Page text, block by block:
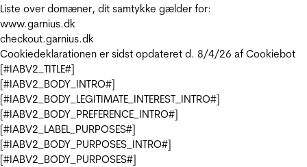
Liste over domæner, dit samtykke gælder for:
www.garnius.dk
checkout.garnius.dk
Cookiedeklarationen er sidst opdateret d. 8/4/26 af Cookiebot
[#IABV2_TITLE#]
[#IABV2_BODY_INTRO#]
[#IABV2_BODY_LEGITIMATE_INTEREST_INTRO#]
[#IABV2_BODY_PREFERENCE_INTRO#]
[#IABV2_LABEL_PURPOSES#]
[#IABV2_BODY_PURPOSES_INTRO#]
[#IABV2_BODY_PURPOSES#]